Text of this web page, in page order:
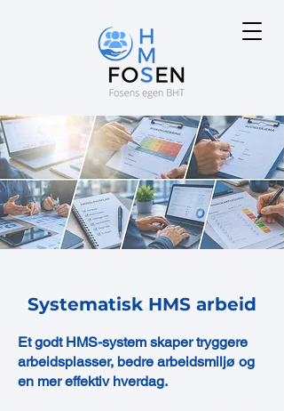
Systematisk HMS arbeid
Et godt HMS-system skaper tryggere
arbeidsplasser, bedre arbeidsmiljø og
en mer effektiv hverdag.